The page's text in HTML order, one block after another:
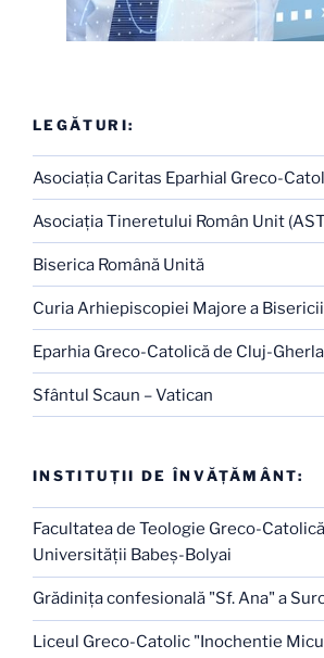
LEGĂTURI:
Asociaţia Caritas Eparhial Greco-
Asociaţia Tineretului Român Unit
Biserica Română Unită
Curia Arhiepiscopiei Majore a
Eparhia Greco-Catolică de Cluj-Gherla
Sfântul Scaun – Vatican
INSTITUŢII DE ÎNVĂŢĂMÂNT:
Facultatea de Teologie Greco-
Universităţii Babeş-Bolyai
Grădiniţa confesională "Sf. Ana" a
Liceul Greco-Catolic "Inochentie